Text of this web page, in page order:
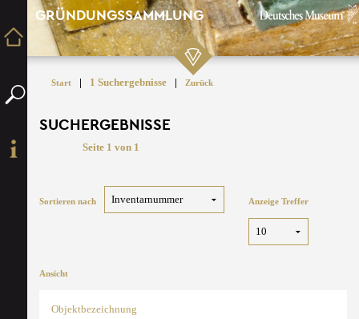
GRÜNDUNGSSAMMLUNG
Start | 1 Suchergebnisse | Zurück
SUCHERGEBNISSE
Seite 1 von 1
Sortieren nach Anzeige Treffer
Ansicht
Objektbezeichnung